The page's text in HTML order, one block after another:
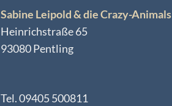
Sabine Leipold & die Crazy-Animals
Heinrichstraße 65
93080 Pentling
Tel. 09405 500811